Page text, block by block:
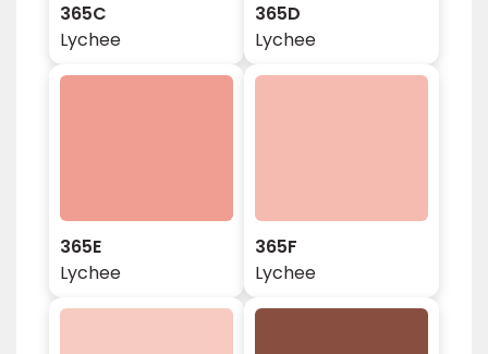
365C
Lychee
365D
Lychee
365E
Lychee
365F
Lychee